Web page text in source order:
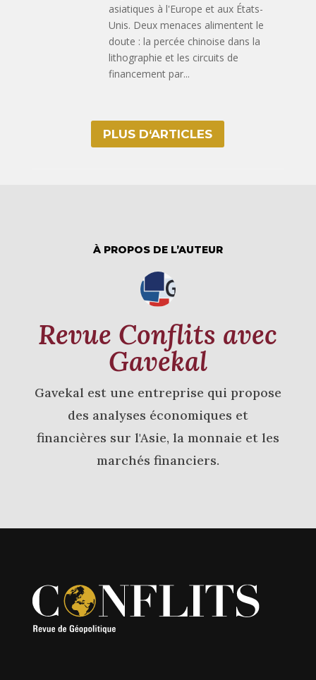
asiatiques à l'Europe et aux États-
Unis. Deux menaces alimentent le
doute : la percée chinoise dans la
lithographie et les circuits de
financement par...
PLUS D‘ARTICLES
À PROPOS DE L’AUTEUR
Revue Conflits avec
Gavekal
Gavekal est une entreprise qui propose
des analyses économiques et
financières sur l'Asie, la monnaie et les
marchés financiers.